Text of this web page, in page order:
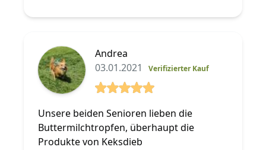
Andrea
03.01.2021
Verifizierter Kauf
Unsere beiden Senioren lieben die
Buttermilchtropfen, überhaupt die
Produkte von Keksdieb